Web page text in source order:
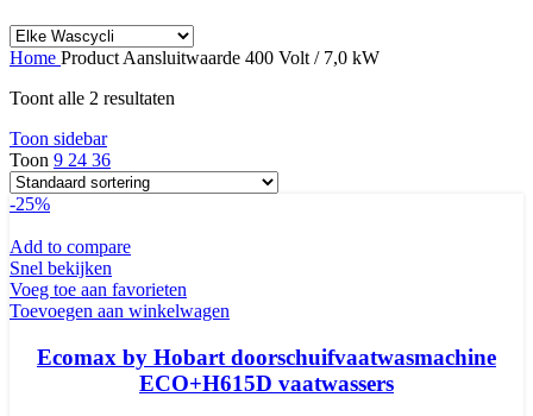
Home Product Aansluitwaarde 400 Volt / 7,0 kW
Toont alle 2 resultaten
Toon sidebar
Toon 9 24 36
-25%
Add to compare
Snel bekijken
Voeg toe aan favorieten
Toevoegen aan winkelwagen
Ecomax by Hobart doorschuifvaatwasmachine
ECO+H615D vaatwassers